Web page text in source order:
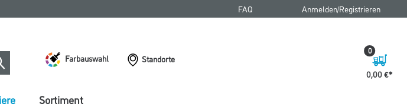
FAQ Anmelden/Registrieren
Farbauswahl
Standorte
0,00 €
0
Sortiment